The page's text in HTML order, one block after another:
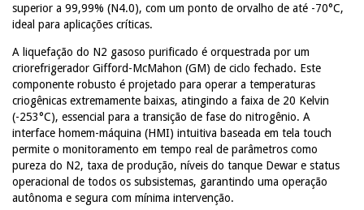
superior a 99,99% (N4.0), com um ponto de orvalho de até -70°C,
ideal para aplicações críticas.
A liquefação do N2 gasoso purificado é orquestrada por um
criorefrigerador Gifford-McMahon (GM) de ciclo fechado. Este
componente robusto é projetado para operar a temperaturas
criogênicas extremamente baixas, atingindo a faixa de 20 Kelvin
(-253°C), essencial para a transição de fase do nitrogênio. A
interface homem-máquina (HMI) intuitiva baseada em tela touch
permite o monitoramento em tempo real de parâmetros como
pureza do N2, taxa de produção, níveis do tanque Dewar e status
operacional de todos os subsistemas, garantindo uma operação
autônoma e segura com mínima intervenção.